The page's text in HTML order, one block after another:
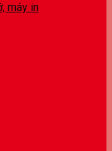
máy in